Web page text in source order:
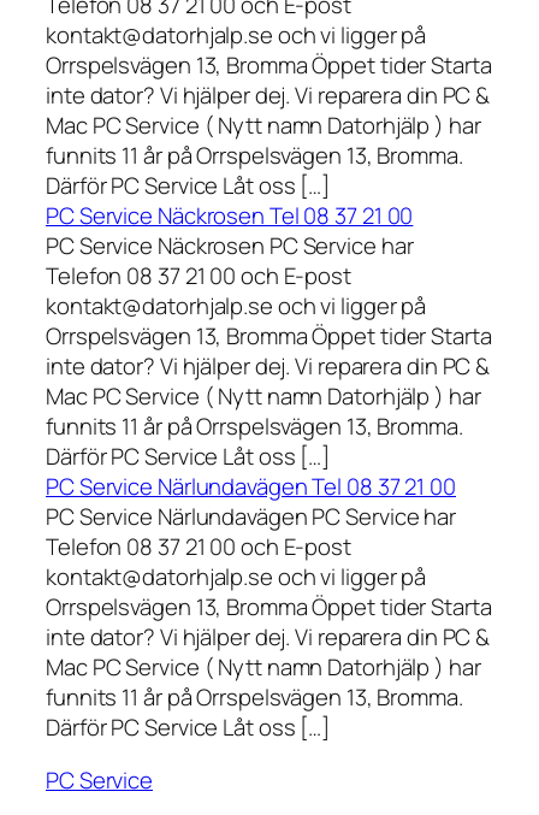
kontakt@datorhjalp.se och vi ligger på
Orrspelsvägen 13, Bromma Öppet tider Starta
inte dator? Vi hjälper dej. Vi reparera din PC &
Mac PC Service ( Nytt namn Datorhjälp ) har
funnits 11 år på Orrspelsvägen 13, Bromma.
Därför PC Service Låt oss […]
PC Service Näckrosen Tel 08 37 21 00
PC Service Näckrosen PC Service har
Telefon 08 37 21 00 och E-post
kontakt@datorhjalp.se och vi ligger på
Orrspelsvägen 13, Bromma Öppet tider Starta
inte dator? Vi hjälper dej. Vi reparera din PC &
Mac PC Service ( Nytt namn Datorhjälp ) har
funnits 11 år på Orrspelsvägen 13, Bromma.
Därför PC Service Låt oss […]
PC Service Närlundavägen Tel 08 37 21 00
PC Service Närlundavägen PC Service har
Telefon 08 37 21 00 och E-post
kontakt@datorhjalp.se och vi ligger på
Orrspelsvägen 13, Bromma Öppet tider Starta
inte dator? Vi hjälper dej. Vi reparera din PC &
Mac PC Service ( Nytt namn Datorhjälp ) har
funnits 11 år på Orrspelsvägen 13, Bromma.
Därför PC Service Låt oss […]
PC Service